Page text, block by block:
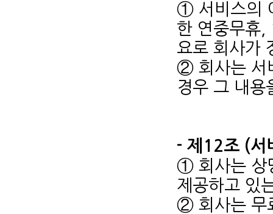
① 서비스의
한 연중무휴,
요로 회사가
② 회사는 서
경우 그 내용
- 제12조 (서
① 회사는 상
제공하고 있
② 회사는 무